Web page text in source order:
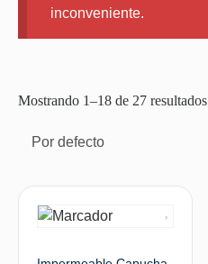
inconveniente.
Mostrando 1–18 de 27 resultados
Por defecto